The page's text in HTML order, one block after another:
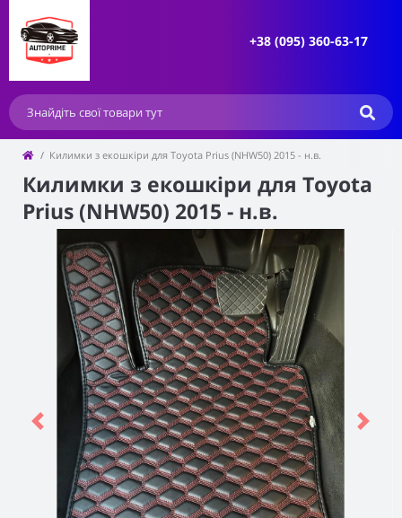
+38 (095) 360-63-17
Килимки з екошкіри для Toyota Prius (NHW50) 2015 - н.в.
Килимки з екошкіри для Toyota
Prius (NHW50) 2015 - н.в.
Previous Next